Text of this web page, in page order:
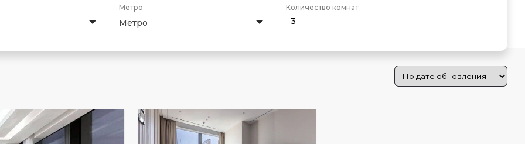
Метро
Метро
Количество комнат
3